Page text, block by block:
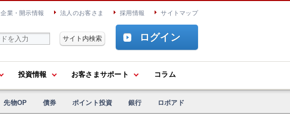
企業・開示情報 法人のお客さま 採用情報 サイトマップ
ログイン
投資情報 お客さまサポート コラム
先物OP 債券 ポイント投資 銀行 ロボアド